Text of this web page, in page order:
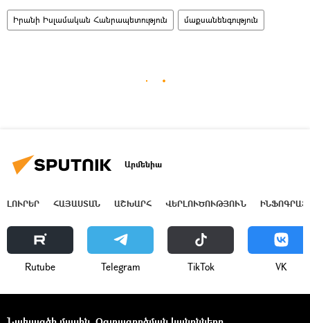
Իրանի Իսլամական Հանրապետություն մաքսանենգություն
Արմենիա
ԼՈՒՐԵՐ ՀԱՅԱՍՏԱՆ ԱՇԽԱՐՀ ՎԵՐԼՈՒԾՈՒԹՅՈՒՆ
Rutube Telegram ТikТоk VK